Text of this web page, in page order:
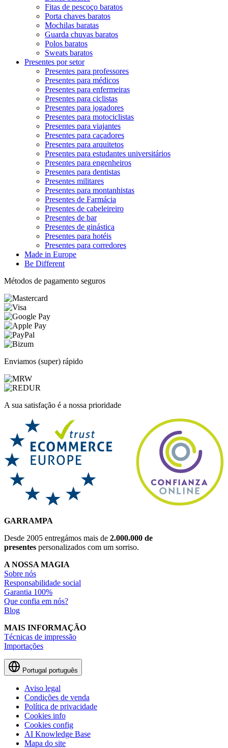
Fitas de pescoço baratos
Porta chaves baratos
Mochilas baratas
Guarda chuvas baratos
Polos baratos
Sweats baratos
Presentes por setor
Presentes para professores
Presentes para médicos
Presentes para enfermeiras
Presentes para ciclistas
Presentes para jogadores
Presentes para motociclistas
Presentes para viajantes
Presentes para caçadores
Presentes para arquitetos
Presentes para estudantes universitários
Presentes para engenheiros
Presentes para dentistas
Presentes militares
Presentes para montanhistas
Presentes de Farmácia
Presentes de cabeleireiro
Presentes de bar
Presentes de ginástica
Presentes para hotéis
Presentes para corredores
Made in Europe
Be Different
Métodos de pagamento seguros
Enviamos (super) rápido
A sua satisfação é a nossa prioridade
GARRAMPA
Desde 2005 entregámos mais de 2.000.000 de
presentes personalizados com um sorriso.
A NOSSA MAGIA
Sobre nós
Responsabilidade social
Garantia 100%
Que confia em nós?
Blog
MAIS INFORMAÇÃO
Técnicas de impressão
Importações
Portugal português
Aviso legal
Condições de venda
Política de privacidade
Cookies info
Cookies config
AI Knowledge Base
Mapa do site